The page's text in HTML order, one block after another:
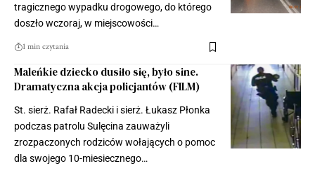
tragicznego wypadku drogowego, do którego
doszło wczoraj, w miejscowości…
1 min czytania
Maleńkie dziecko dusiło się, było sine.
Dramatyczna akcja policjantów (FILM)
St. sierż. Rafał Radecki i sierż. Łukasz Płonka
podczas patrolu Sulęcina zauważyli
zrozpaczonych rodziców wołających o pomoc
dla swojego 10-miesiecznego…